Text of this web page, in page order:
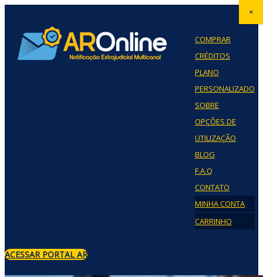
COMPRAR
CRÉDITOS
PLANO
PERSONALIZADO
SOBRE
OPÇÕES DE
UTILIZAÇÃO
BLOG
F.A.Q
CONTATO
MINHA CONTA
CARRINHO
ACESSAR PORTAL AR
×